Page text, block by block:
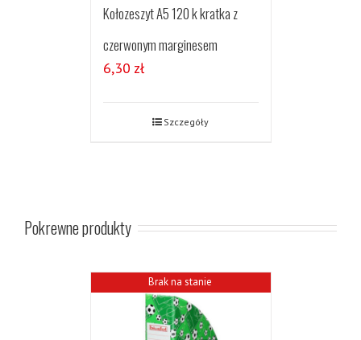
Kołozeszyt A5 120 k kratka z
czerwonym marginesem
6,30 zł
Szczegóły
Pokrewne produkty
Brak na stanie